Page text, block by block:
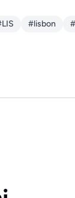
#lisbon